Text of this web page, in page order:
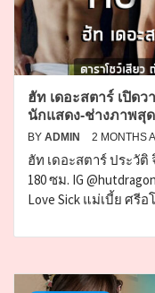
ฮัท เดอะสตาร์ เปิด
นักแสดง-ช่างภาพสุ
BY ADMIN 2 MONTHS
ฮัท เดอะสตาร์ ประวัติ
180 ซม. IG
Love Sick แม่เบี้ย ศรี